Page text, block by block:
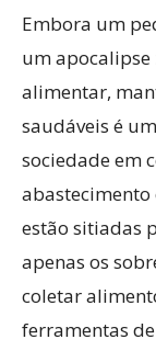
Embora um
um apocalipse
alimentar,
saudáveis é
sociedade em
estão sitiadas
apenas os
coletar
ferramentas